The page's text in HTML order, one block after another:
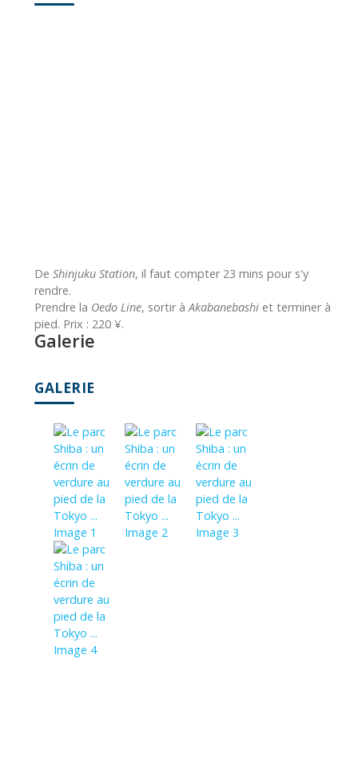
De Shinjuku Station, il faut compter 23 mins pour s'y
rendre.
Prendre la Oedo Line, sortir àAkabanebashi et terminer à
pied. Prix : 220 ¥.
Galerie
GALERIE